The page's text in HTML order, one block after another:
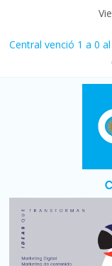
Fuerte caída de la
interanual
Central venció 1 a 0
afecta a 400 mil
Desde que asumió
denuncia crisis como
Vacaciones de
turístico: 4,6
más que en 2025